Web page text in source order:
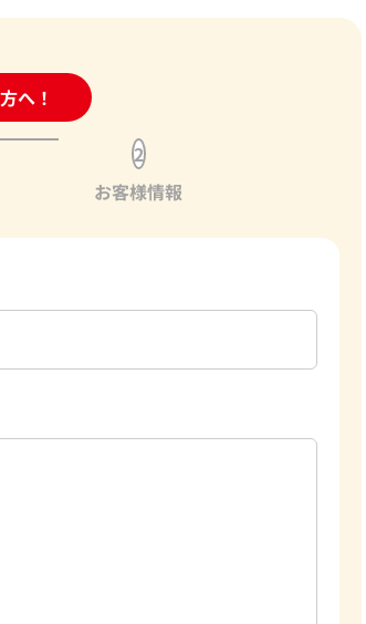
へ！
ォーム
2
お客様情報